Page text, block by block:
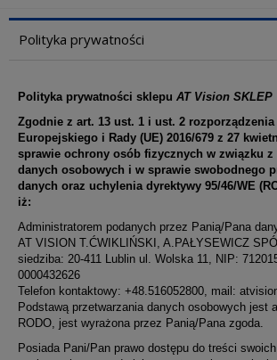
Polityka prywatności
Polityka prywatności sklepu AT Vision SKLEP
Zgodnie z art. 13 ust. 1 i ust. 2 rozporządzenia
Europejskiego i Rady (UE) 2016/679 z 27
sprawie ochrony osób fizycznych w związku z
danych osobowych i w sprawie swobodnego
danych oraz uchylenia dyrektywy 95/46/WE
iż:
Administratorem podanych przez Panią/Pana
AT VISION T.ĆWIKLIŃSKI, A.PAŁYSEWICZ
siedziba: 20-411 Lublin ul. Wolska 11, NIP:
0000432626
Telefon kontaktowy: +48.516052800, mail:
Podstawą przetwarzania danych osobowych jest
RODO, jest wyrażona przez Panią/Pana zgoda.
Posiada Pani/Pan prawo dostępu do treści